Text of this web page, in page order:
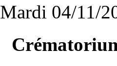
Mardi 04/11/